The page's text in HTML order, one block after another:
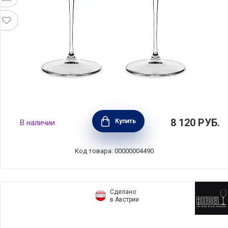
Набор бокалов для красного вина Muse
Burgundy 840 мл, хрусталь, 2 шт, Nachtmann,
98061
В наличии Купить 8 120 РУБ.
Код товара: 00000004490
Сделано
в Австрии